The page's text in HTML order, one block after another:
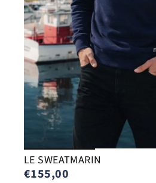
LE SWEATMARIN
€155,00